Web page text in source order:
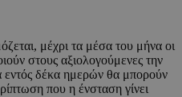
μέχρι τα μέσα του μήνα οι
στους αξιολογούμενες την
εντός δέκα ημερών θα μπορούν
που η ένσταση γίνει